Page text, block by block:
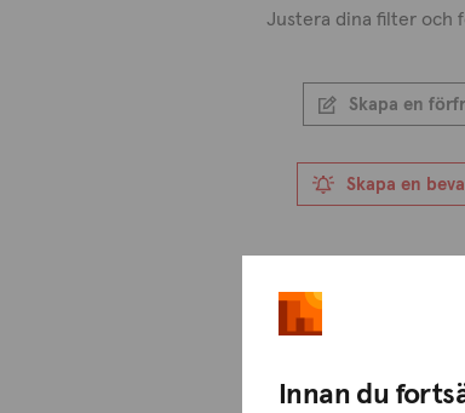
Justera dina filter och
Skapa en
Skapa en
Innan du